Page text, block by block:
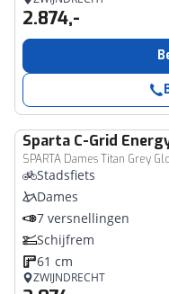
2.874,-
Sparta C-Grid
SPARTA Dames Titan Grey
Stadsfiets
Dames
7 versnellingen
Schijfrem
61 cm
ZWIJNDRECHT